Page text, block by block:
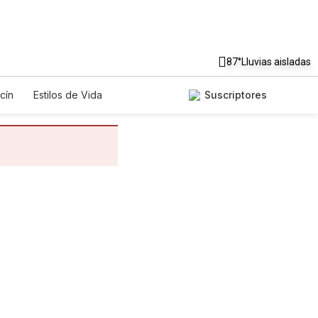
87°Lluvias aisladas
Estilos de Vida
Suscriptores